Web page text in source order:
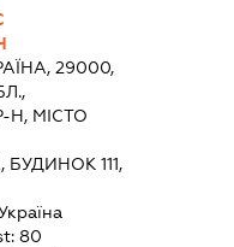
29000,
МІСТО
111,
80